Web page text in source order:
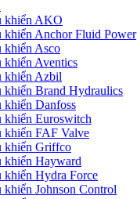
khiển AKO
khiển Anchor Fluid Power
khiển Asco
khiển Aventics
khiển Azbil
khiển Brand Hydraulics
khiển Danfoss
khiển Euroswitch
khiển FAF Valve
khiển Griffco
khiển Hayward
khiển Hydra Force
khiển Johnson Control